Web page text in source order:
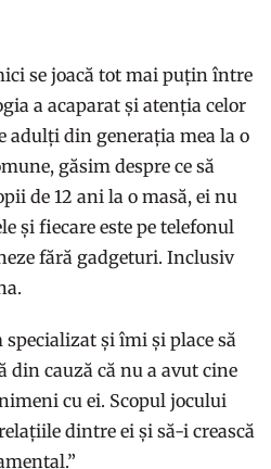
se joacă tot mai puțin între
a acaparat și atenția celor
adulți din generația mea la o
găsim despre ce să
de 12 ani la o masă, ei nu
și fiecare este pe telefonul
fără gadgeturi. Inclusiv
și îmi și place să
din cauză că nu a avut cine
cu ei. Scopul jocului
dintre ei și să-i crească